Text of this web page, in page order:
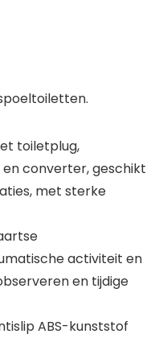
toiletplug,
converter, geschikt
met sterke
activiteit en
en tijdige
ABS-kunststof